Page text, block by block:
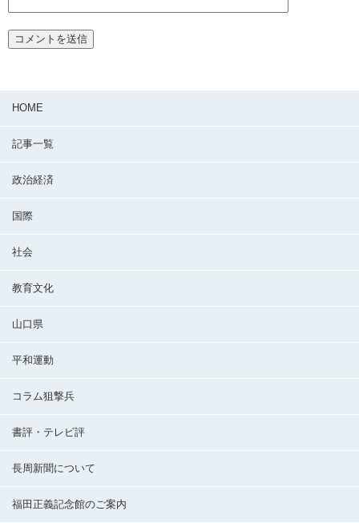
HOME
記事一覧
政治経済
国際
社会
教育文化
山口県
平和運動
コラム狙撃兵
書評・テレビ評
長周新聞について
福田正義記念館のご案内